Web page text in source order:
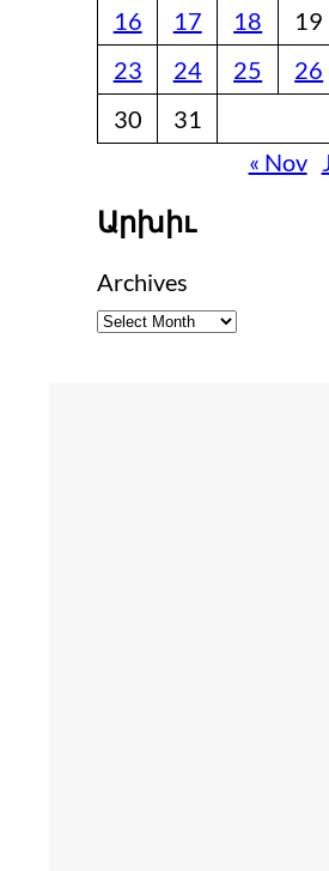
16
17 18 19
23
24 25 26
30
31
« Nov
Արխիւ
Archives